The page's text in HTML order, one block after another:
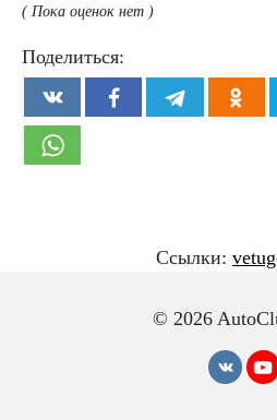
( Пока оценок нет )
Поделиться:
© 2026
Ссылки: